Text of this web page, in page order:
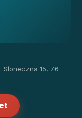
Słoneczna 15, 76-